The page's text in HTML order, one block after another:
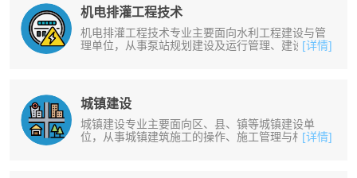
机电排灌工程技术
机电排灌工程技术专业主要面向水利工程建设与管
理单位，从事泵站规划建设及运行管理、建设及管
[详情]
城镇建设
城镇建设专业主要面向区、县、镇等城镇建设单
位，从事城镇建筑施工的操作、施工管理与村镇建
[详情]